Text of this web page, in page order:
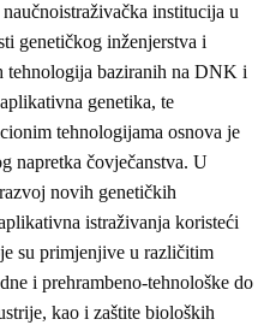
institucija u
genetičkog inženjerstva i
tehnologija baziranih na DNK i
genetika, te
tehnologijama osnova je
napretka čovječanstva. U
novih genetičkih
istraživanja koristeći
su primjenjive u različitim
i prehrambeno-tehnološke do
kao i zaštite bioloških